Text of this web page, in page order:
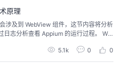
原理
涉及到 WebView 组件，这节内容将分析
日志分析查看 Appium 的运行过程。 We
Appium 运行测试用例时能够生成 Chro
5.1k 0 0